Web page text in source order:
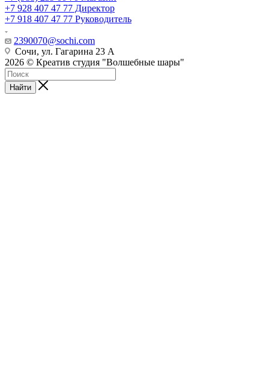
+7 928 407 47 77 Директор
+7 918 407 47 77 Руководитель
2390070@sochi.com
Сочи, ул. Гагарина 23 А
2026 © Креатив студия "Волшебные шары"
Найти